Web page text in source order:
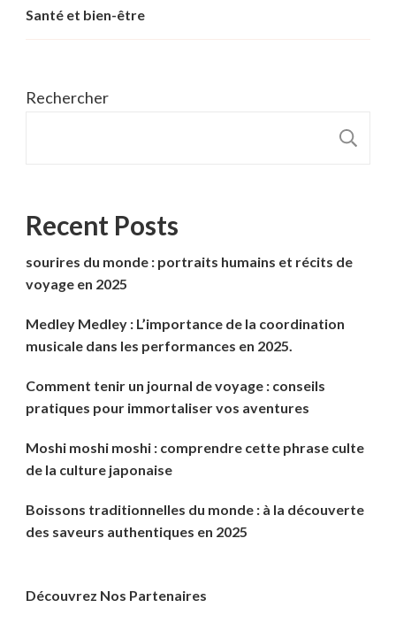
Santé et bien-être
Rechercher
Recent Posts
sourires du monde : portraits humains et récits de
voyage en 2025
Medley Medley : L’importance de la coordination
musicale dans les performances en 2025.
Comment tenir un journal de voyage : conseils
pratiques pour immortaliser vos aventures
Moshi moshi moshi : comprendre cette phrase culte
de la culture japonaise
Boissons traditionnelles du monde : à la découverte
des saveurs authentiques en 2025
Découvrez Nos Partenaires